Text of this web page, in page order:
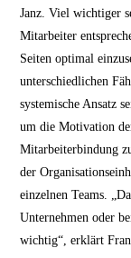
Janz. Viel wichtiger
Mitarbeiter
Seiten optimal
unterschiedlichen
systemische Ansatz
um die Motivation
Mitarbeiterbindung
der
einzelnen Teams.
Unternehmen oder
wichtig“, erklärt